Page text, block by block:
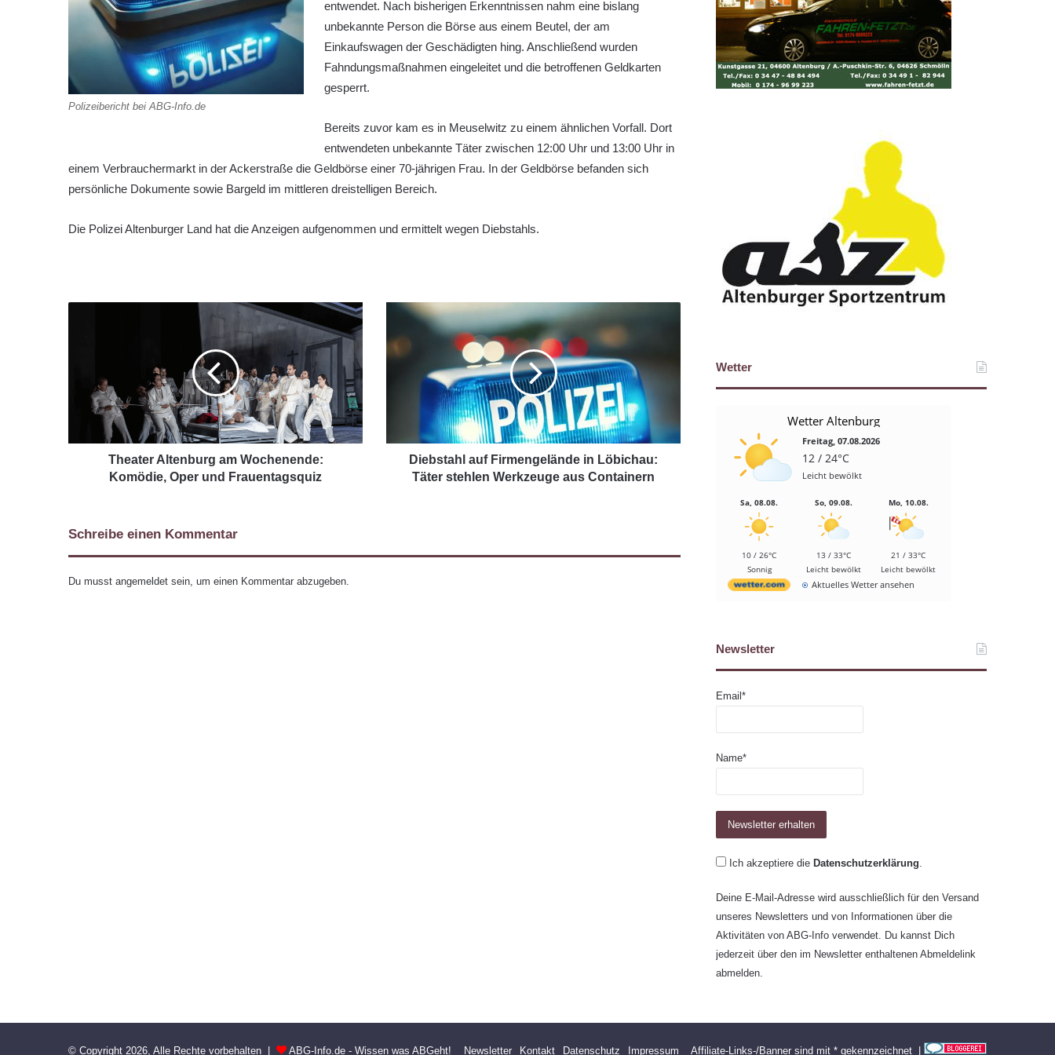
Polizeibericht bei ABG-Info.de
entwendet. Nach bisherigen Erkenntnissen nahm eine bislang
unbekannte Person die Börse aus einem Beutel, der am
Einkaufswagen der Geschädigten hing. Anschließend wurden
Fahndungsmaßnahmen eingeleitet und die betroffenen Geldkarten
gesperrt.
Bereits zuvor kam es in Meuselwitz zu einem ähnlichen Vorfall. Dort
entwendeten unbekannte Täter zwischen 12:00 Uhr und 13:00 Uhr in
einem Verbrauchermarkt in der Ackerstraße die Geldbörse einer 70-jährigen Frau. In der Geldbörse befanden sich
persönliche Dokumente sowie Bargeld im mittleren dreistelligen Bereich.
Die Polizei Altenburger Land hat die Anzeigen aufgenommen und ermittelt wegen Diebstahls.
Theater Altenburg am Wochenende:
Komödie, Oper und Frauentagsquiz
Diebstahl auf Firmengelände in Löbichau:
Täter stehlen Werkzeuge aus Containern
Schreibe einen Kommentar
Du musst angemeldet sein, um einen Kommentar abzugeben.
Wetter
Wetter Altenburg
Freitag, 07.08.2026
12 / 24°C
Leicht bewölkt
Sa, 08.08.
10 / 26°C
Sonnig
So, 09.08.
13 / 33°C
Leicht bewölkt
Mo, 10.08.
21 / 33°C
Leicht bewölkt
Aktuelles Wetter ansehen
Newsletter
Email*
Name*
Ich akzeptiere die Datenschutzerklärung.
Deine E-Mail-Adresse wird ausschließlich für den Versand
unseres Newsletters und von Informationen über die
Aktivitäten von ABG-Info verwendet. Du kannst Dich
jederzeit über den im Newsletter enthaltenen Abmeldelink
abmelden.
© Copyright 2026, Alle Rechte vorbehalten | ABG-Info.de - Wissen was ABGeht! Affiliate-Links-/Banner sind mit * gekennzeichnet |
Newsletter Kontakt Datenschutz Impressum